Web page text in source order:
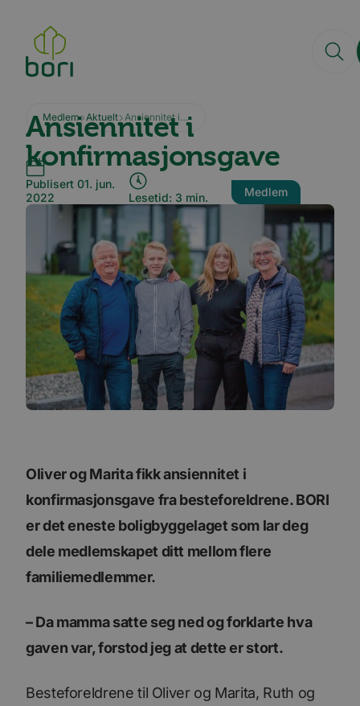
hovedinnhold
Medlem Aktuelt Ansiennitet i konfirmasjonsgave
Ansiennitet i
konfirmasjonsgave
Publisert 01. jun.
2022
Lesetid: 3 min. Medlem
Oliver og Marita fikk ansiennitet i
konfirmasjonsgave fra besteforeldrene. BORI
er det eneste boligbyggelaget som lar deg
dele medlemskapet ditt mellom flere
familiemedlemmer.
– Da mamma satte seg ned og forklarte hva
gaven var, forstod jeg at dette er stort.
Besteforeldrene til Oliver og Marita, Ruth og